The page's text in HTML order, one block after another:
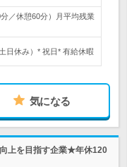
／休憩60分）月平均残業
日休み）* 祝日* 有給休暇
気になる
上を目指す企業★年休120